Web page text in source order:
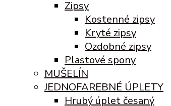
Zipsy
Kostenné zipsy
Kryté zipsy
Ozdobné zipsy
Plastové spony
MUŠELÍN
JEDNOFAREBNÉ ÚPLETY
Hrubý úplet česaný